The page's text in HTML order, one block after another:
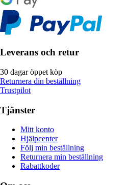
Leverans och retur
30 dagar öppet köp
Returnera din beställning
Trustpilot
Tjänster
Mitt konto
Hjälpcenter
Följ min beställning
Returnera min beställning
Rabattkoder